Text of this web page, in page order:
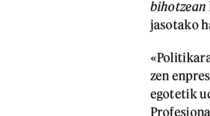
bihotzean
jasotako
zen
egotetik